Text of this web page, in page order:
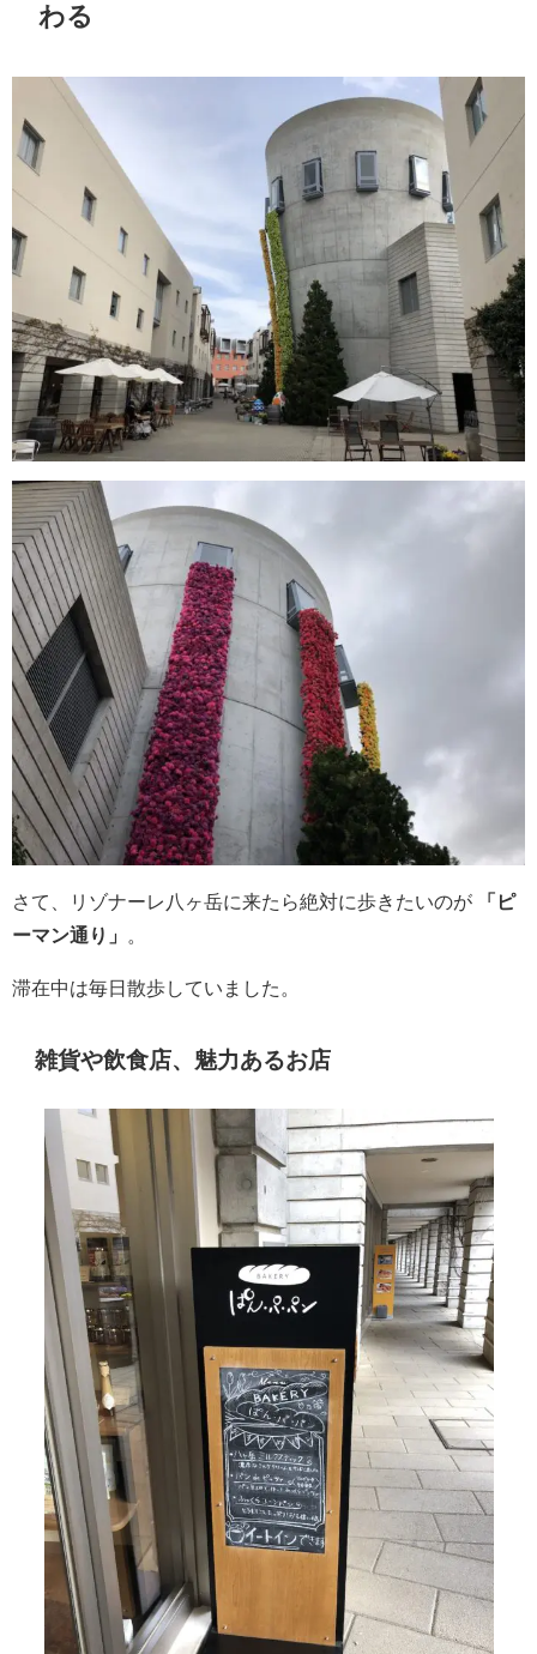
わる
さて、リゾナーレ八ヶ岳に来たら絶対に歩きたいのが
「ピ
ーマン通り」
滞在中は毎日散歩していました。
雑貨や飲食店、魅力あるお店